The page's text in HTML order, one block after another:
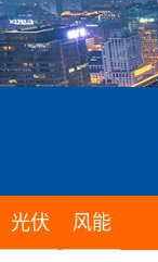
光伏 风能